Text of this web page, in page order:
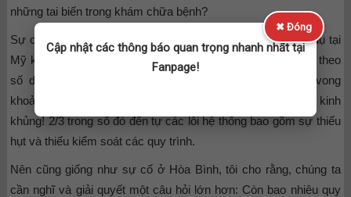
những tai biến trong khám chữa bệnh?
Sự cố y khoa ở các nước hiện nay cũng đang rất lớn, ví dụ tại
Mỹ khoảng 44.000- 98.000 người tử vong/năm. Và nếu quy theo
số dân thì Việt Nam có thể đang đối mặt với việc tử vong
khoảng 35 người/ngày do các sự cố y khoa. Con số đó thật kinh
khủng! 2/3 trong số đó đến tự các lỗi hệ thống bao gồm sự thiếu
hụt và thiếu kiểm soát các quy trình.
Nên cũng giống như sự cố ở Hòa Bình, tôi cho rằng, chúng ta
cần nghĩ và giải quyết một câu hỏi lớn hơn: Còn bao nhiêu quy
✖ Đóng
Cập nhật các thông báo quan trọng nhanh nhất tại
Fanpage!